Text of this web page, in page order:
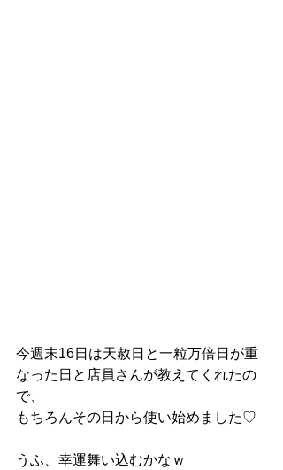
今週末16日は天赦日と一粒万倍日が重
なった日と店員さんが教えてくれたの
で、
もちろんその日から使い始めました♡
うふ、幸運舞い込むかなｗ